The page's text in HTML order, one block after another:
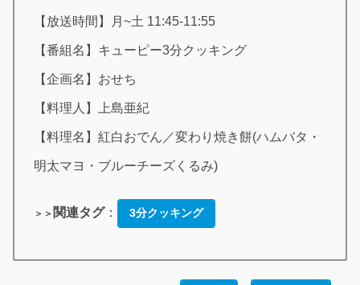
【放送時間】月~土 11:45-11:55
【番組名】キューピー3分クッキング
【企画名】おせち
【料理人】上島亜紀
【料理名】紅白おでん／変わり焼き餅(ハムバタ・
明太マヨ・ブルーチーズくるみ)
＞＞ 関連タグ： 3分クッキング